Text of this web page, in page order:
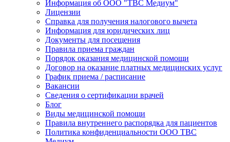
Информация об ООО "ТВС Медиум"
Лицензии
Справка для получения налогового вычета
Информация для юридических лиц
Документы для посещения
Правила приема граждан
Порядок оказания медицинской помощи
Договор на оказание платных медицинских услуг
График приема / расписание
Вакансии
Сведения о сертификации врачей
Блог
Виды медицинской помощи
Правила внутреннего распорядка для пациентов
Политика конфиденциальности ООО ТВС